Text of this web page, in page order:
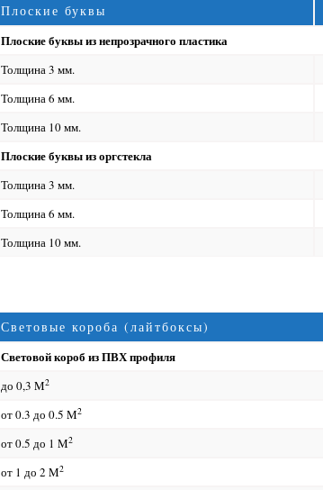
Плоские буквы
Плоские буквы из непрозрачного пластика
Толщина 3 мм.
Толщина 6 мм.
Толщина 10 мм.
Плоские буквы из оргстекла
Толщина 3 мм.
Толщина 6 мм.
Толщина 10 мм.
Световые короба (лайтбоксы)
Световой короб из ПВХ профиля
до 0,3 M2
от 0.3 до 0.5 M2
от 0.5 до 1 M2
от 1 до 2 M2